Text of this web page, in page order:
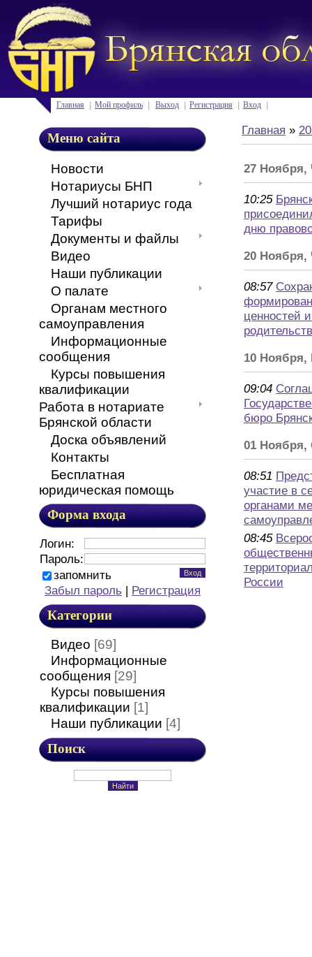
Главная Мой профиль Выход Регистрация Вход
Меню сайта
Новости
Нотариусы БНП
Лучший нотариус года
Тарифы
Документы и файлы
Видео
Наши публикации
О палате
Органам местного
самоуправления
Информационные
сообщения
Курсы повышения
квалификации
Работа в нотариате
Брянской области
Доска объявлений
Контакты
Бесплатная
юридическая помощь
Форма входа
Логин:
Пароль:
запомнить
Забыл пароль | Регистрация
Категории
Видео [69]
Информационные
сообщения [29]
Курсы повышения
квалификации [1]
Наши публикации [4]
Поиск
Главная »
27 Ноября,
10:25
дню
20 Ноября,
08:57
ценностей
10 Ноября,
09:04
бюро
01 Ноября,
08:51
участие в
органами
08:45
России